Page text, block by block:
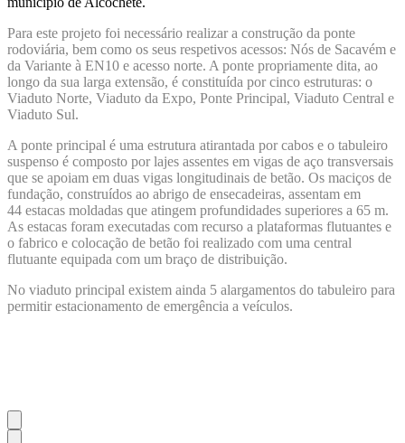
Para este projeto foi necessário realizar a construção da ponte
rodoviária, bem como os seus respetivos acessos: Nós de Sacavém e
da Variante à EN10 e acesso norte. A ponte propriamente dita, ao
longo da sua larga extensão, é constituída por cinco estruturas: o
Viaduto Norte, Viaduto da Expo, Ponte Principal, Viaduto Central e
Viaduto Sul.
A ponte principal é uma estrutura atirantada por cabos e o tabuleiro
suspenso é composto por lajes assentes em vigas de aço transversais
que se apoiam em duas vigas longitudinais de betão. Os maciços de
fundação, construídos ao abrigo de ensecadeiras, assentam em
44 estacas moldadas que atingem profundidades superiores a 65 m.
As estacas foram executadas com recurso a plataformas flutuantes e
o fabrico e colocação de betão foi realizado com uma central
flutuante equipada com um braço de distribuição.
No viaduto principal existem ainda 5 alargamentos do tabuleiro para
permitir estacionamento de emergência a veículos.